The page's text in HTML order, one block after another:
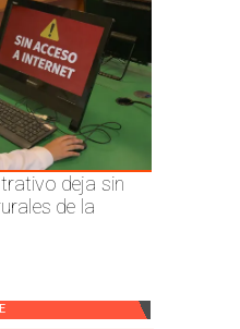
deja sin
de la